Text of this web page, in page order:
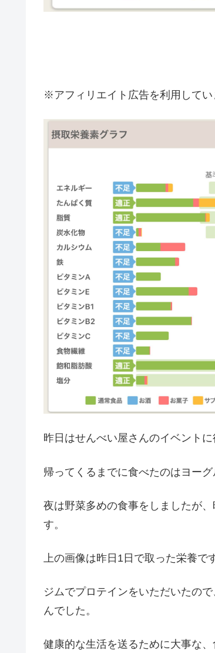
※アフィリエイト広告を利用してい
昨日はせんべい屋さんのイベント
帰ってくるまでに食べたのはヨー
夜は野菜多めの食事をしましたが
す。
上の画像は昨日1日で取った栄養で
ジムでプロテインをいただいたの
んでした。
健康的な生活を送るために大事な